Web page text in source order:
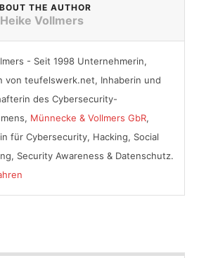
THE AUTHOR
Heike Vollmers
- Seit 1998 Unternehmerin,
von teufelswerk.net, Inhaberin und
des Cybersecurity-
Münnecke & Vollmers GbR,
für Cybersecurity, Hacking, Social
Security Awareness & Datenschutz.